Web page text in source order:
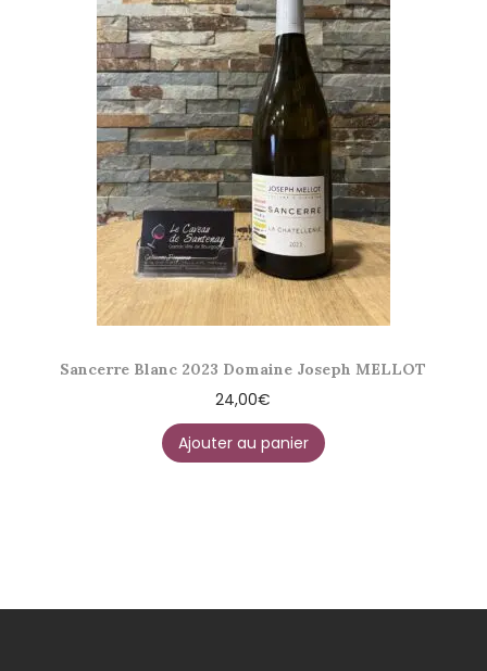
Sancerre Blanc 2023 Domaine Joseph MELLOT
24,00€
Ajouter au panier